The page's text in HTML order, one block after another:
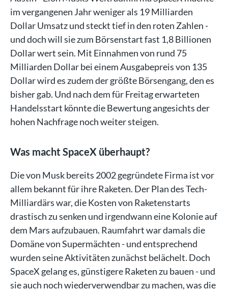
im vergangenen Jahr weniger als 19 Milliarden
Dollar Umsatz und steckt tief in den roten Zahlen -
und doch will sie zum Börsenstart fast 1,8 Billionen
Dollar wert sein. Mit Einnahmen von rund 75
Milliarden Dollar bei einem Ausgabepreis von 135
Dollar wird es zudem der größte Börsengang, den es
bisher gab. Und nach dem für Freitag erwarteten
Handelsstart könnte die Bewertung angesichts der
hohen Nachfrage noch weiter steigen.
Was macht SpaceX überhaupt?
Die von Musk bereits 2002 gegründete Firma ist vor
allem bekannt für ihre Raketen. Der Plan des Tech-
Milliardärs war, die Kosten von Raketenstarts
drastisch zu senken und irgendwann eine Kolonie auf
dem Mars aufzubauen. Raumfahrt war damals die
Domäne von Supermächten - und entsprechend
wurden seine Aktivitäten zunächst belächelt. Doch
SpaceX gelang es, günstigere Raketen zu bauen - und
sie auch noch wiederverwendbar zu machen, was die